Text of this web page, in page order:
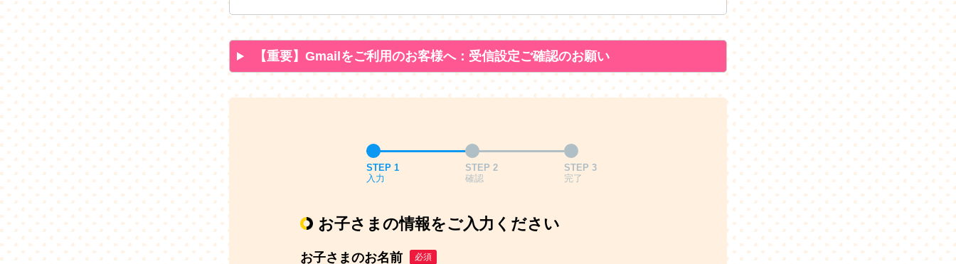
【重要】Gmailをご利用のお客様へ：受信設定ご確認のお願い
STEP 1
入力
STEP 2
確認
STEP 3
完了
お子さまの情報をご入力ください
お子さまのお名前 必須